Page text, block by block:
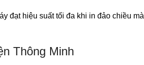
đạt hiệu suất tối đa khi in đảo chiều mà
Thông Minh